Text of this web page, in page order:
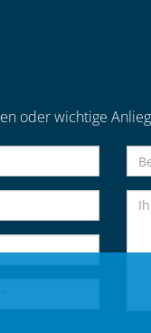
oder wichtige